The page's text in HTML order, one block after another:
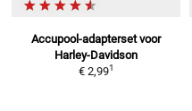
Accupool-adapterset voor
Harley-Davidson
€ 2,991